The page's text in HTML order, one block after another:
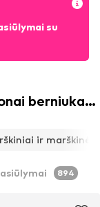
su
Vaikiški komplektai ir kombinezonai berniukams
ir
894